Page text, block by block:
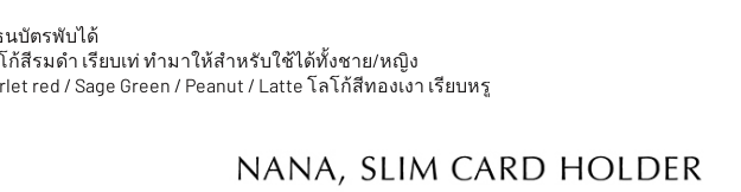
นบัตรพับได้
โก้สีรมดำ เรียบเท่ ทำมาให้สำหรับใช้ได้ทั้งชาย/หญิง
red / Sage Green / Peanut / Latte โลโก้สีทองเงา เรียบหรู